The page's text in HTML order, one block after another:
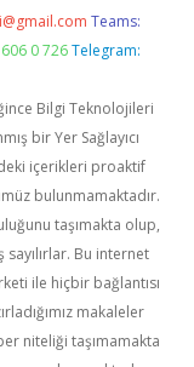
Teams:
0 726 Telegram:
Bilgi Teknolojileri
bir Yer Sağlayıcı
içerikleri proaktif
bulunmamaktadır.
taşımakta olup,
Bu internet
ile hiçbir bağlantısı
makaleler
niteliği taşımamakta